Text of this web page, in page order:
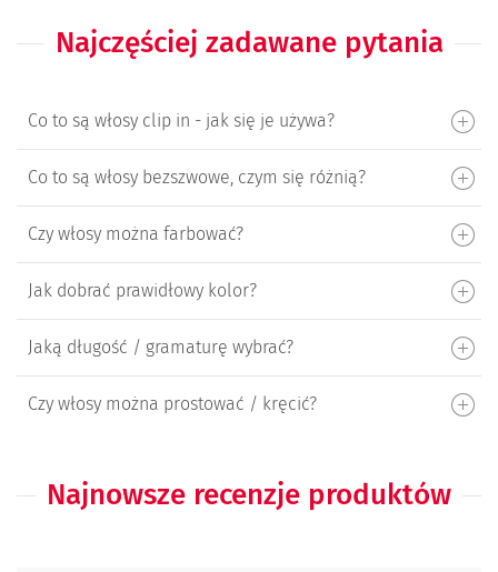
Najczęściej zadawane pytania
Co to są włosy clip in - jak się je używa?
Co to są włosy bezszwowe, czym się różnią?
Czy włosy można farbować?
Jak dobrać prawidłowy kolor?
Jaką długość / gramaturę wybrać?
Czy włosy można prostować / kręcić?
Najnowsze recenzje produktów